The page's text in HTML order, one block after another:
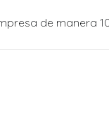
de manera